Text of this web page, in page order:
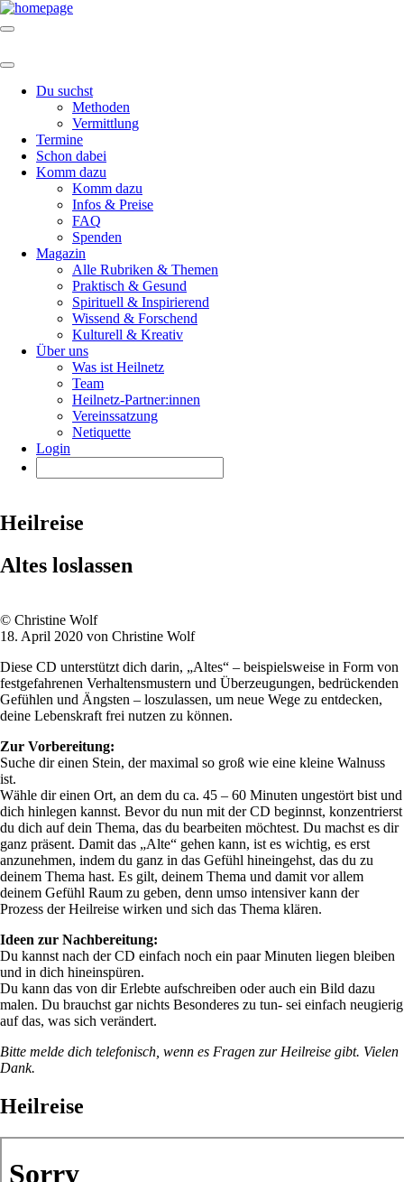
Du suchst
Methoden
Vermittlung
Termine
Schon dabei
Komm dazu
Komm dazu
Infos & Preise
FAQ
Spenden
Magazin
Alle Rubriken & Themen
Praktisch & Gesund
Spirituell & Inspirierend
Wissend & Forschend
Kulturell & Kreativ
Über uns
Was ist Heilnetz
Team
Heilnetz-Partner:innen
Vereinssatzung
Netiquette
Login
Heilreise
Altes loslassen
© Christine Wolf
18. April 2020 von Christine Wolf
Diese CD unterstützt dich darin, „Altes“ – beispielsweise in Form von
festgefahrenen Verhaltensmustern und Überzeugungen, bedrückenden
Gefühlen und Ängsten – loszulassen, um neue Wege zu entdecken,
deine Lebenskraft frei nutzen zu können.
Zur Vorbereitung:
Suche dir einen Stein, der maximal so groß wie eine kleine Walnuss
ist.
Wähle dir einen Ort, an dem du ca. 45 – 60 Minuten ungestört bist und
dich hinlegen kannst. Bevor du nun mit der CD beginnst, konzentrierst
du dich auf dein Thema, das du bearbeiten möchtest. Du machst es dir
ganz präsent. Damit das „Alte“ gehen kann, ist es wichtig, es erst
anzunehmen, indem du ganz in das Gefühl hineingehst, das du zu
deinem Thema hast. Es gilt, deinem Thema und damit vor allem
deinem Gefühl Raum zu geben, denn umso intensiver kann der
Prozess der Heilreise wirken und sich das Thema klären.
Ideen zur Nachbereitung:
Du kannst nach der CD einfach noch ein paar Minuten liegen bleiben
und in dich hineinspüren.
Du kann das von dir Erlebte aufschreiben oder auch ein Bild dazu
malen. Du brauchst gar nichts Besonderes zu tun- sei einfach neugierig
auf das, was sich verändert.
Bitte melde dich telefonisch, wenn es Fragen zur Heilreise gibt. Vielen
Dank.
Heilreise